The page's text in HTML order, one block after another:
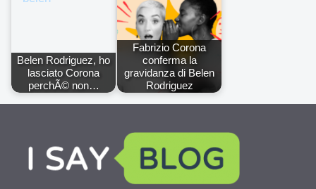
Belen Rodriguez, ho
lasciato Corona
perchÃ© non…
Fabrizio Corona
conferma la
gravidanza di Belen
Rodriguez